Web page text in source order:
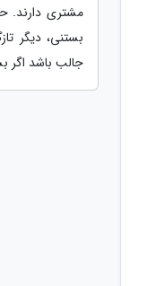
مشتری دارند.
بستنی، دیگر
جالب باشد اگر